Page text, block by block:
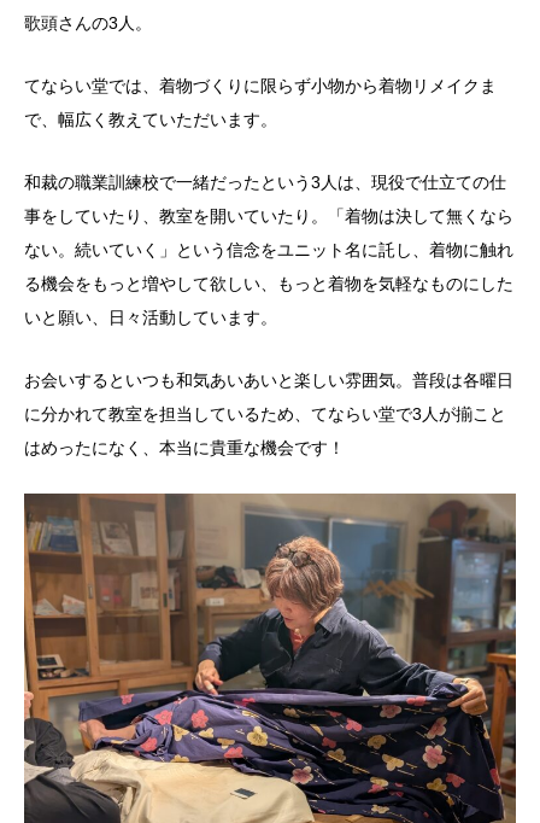
歌頭さんの3人。
てならい堂では、着物づくりに限らず小物から着物リメイクま
で、幅広く教えていただいます。
和裁の職業訓練校で一緒だったという3人は、現役で仕立ての仕
事をしていたり、教室を開いていたり。「着物は決して無くなら
ない。続いていく」という信念をユニット名に託し、着物に触れ
る機会をもっと増やして欲しい、もっと着物を気軽なものにした
いと願い、日々活動しています。
お会いするといつも和気あいあいと楽しい雰囲気。普段は各曜日
に分かれて教室を担当しているため、てならい堂で3人が揃こと
はめったになく、本当に貴重な機会です！